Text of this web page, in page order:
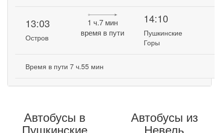
13:03
Остров
1 ч.7 мин
время в пути
14:10
Пушкинские
Горы
Время в пути 7 ч.55 мин
Автобусы в
Пушкинские
Автобусы из
Невель